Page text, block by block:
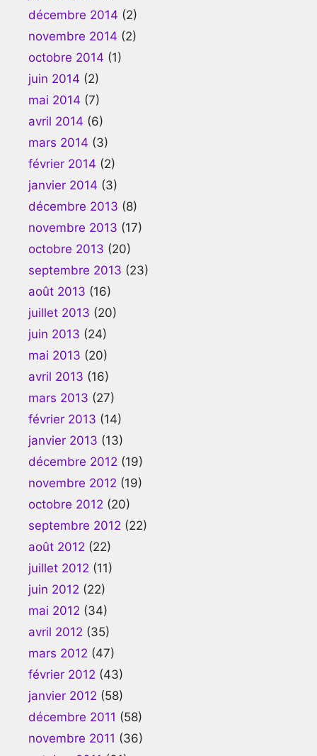
décembre 2014 (2)
novembre 2014 (2)
octobre 2014 (1)
juin 2014 (2)
mai 2014 (7)
avril 2014 (6)
mars 2014 (3)
février 2014 (2)
janvier 2014 (3)
décembre 2013 (8)
novembre 2013 (17)
octobre 2013 (20)
septembre 2013 (23)
août 2013 (16)
juillet 2013 (20)
juin 2013 (24)
mai 2013 (20)
avril 2013 (16)
mars 2013 (27)
février 2013 (14)
janvier 2013 (13)
décembre 2012 (19)
novembre 2012 (19)
octobre 2012 (20)
septembre 2012 (22)
août 2012 (22)
juillet 2012 (11)
juin 2012 (22)
mai 2012 (34)
avril 2012 (35)
mars 2012 (47)
février 2012 (43)
janvier 2012 (58)
décembre 2011 (58)
novembre 2011 (36)